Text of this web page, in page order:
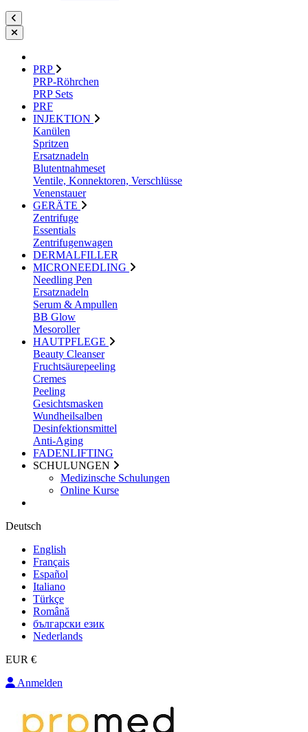
PRP
PRP-Röhrchen
PRP Sets
PRF
INJEKTION
Kanülen
Spritzen
Ersatznadeln
Blutentnahmeset
Ventile, Konnektoren, Verschlüsse
Venenstauer
GERÄTE
Zentrifuge
Essentials
Zentrifugenwagen
DERMALFILLER
MICRONEEDLING
Needling Pen
Ersatznadeln
Serum & Ampullen
BB Glow
Mesoroller
HAUTPFLEGE
Beauty Cleanser
Fruchtsäurepeeling
Cremes
Peeling
Gesichtsmasken
Wundheilsalben
Desinfektionsmittel
Anti-Aging
FADENLIFTING
SCHULUNGEN
Medizinsche Schulungen
Online Kurse
Deutsch
English
Français
Español
Italiano
Türkçe
Română
български език
Nederlands
EUR €
Anmelden